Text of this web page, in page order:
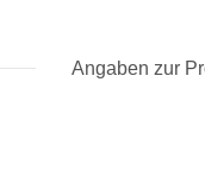
Angaben zur